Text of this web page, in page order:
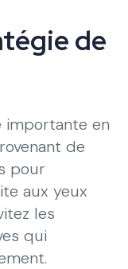
de
importante en
de
pour
aux yeux
les
qui